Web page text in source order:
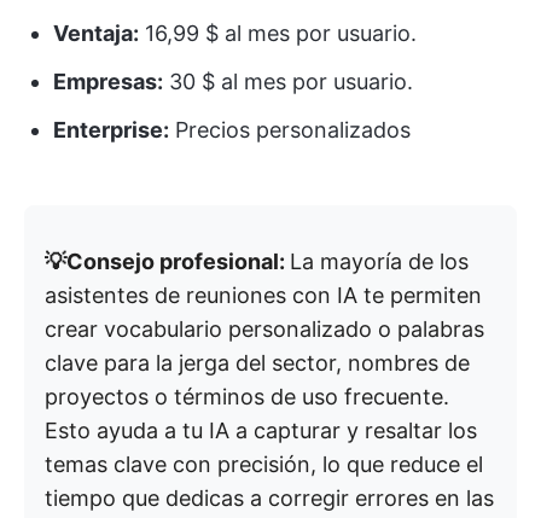
Ventaja: 16,99 $ al mes por usuario.
Empresas: 30 $ al mes por usuario.
Enterprise: Precios personalizados
💡Consejo profesional: La mayoría de los
asistentes de reuniones con IA te permiten
crear vocabulario personalizado o palabras
clave para la jerga del sector, nombres de
proyectos o términos de uso frecuente.
Esto ayuda a tu IA a capturar y resaltar los
temas clave con precisión, lo que reduce el
tiempo que dedicas a corregir errores en las